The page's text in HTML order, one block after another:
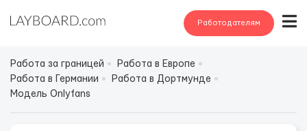
Работодателям
Работа за границей
Работа в Европе
Работа в Германии
Работа в Дортмунде
Модель Onlyfans